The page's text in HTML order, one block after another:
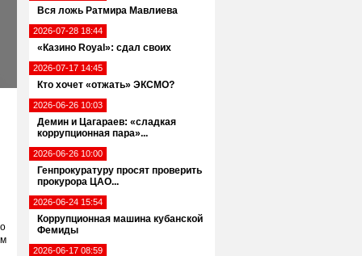
Вся ложь Ратмира Мавлиева
2026-07-28 18:44
«Казино Royal»: сдал своих
2026-07-17 14:45
Кто хочет «отжать» ЭКСМО?
2026-06-26 10:03
Демин и Цагараев: «сладкая
коррупционная пара»...
2026-06-26 10:00
Генпрокуратуру просят проверить
прокурора ЦАО...
2026-06-24 15:54
Коррупционная машина кубанской
Фемиды
2026-06-17 08:59